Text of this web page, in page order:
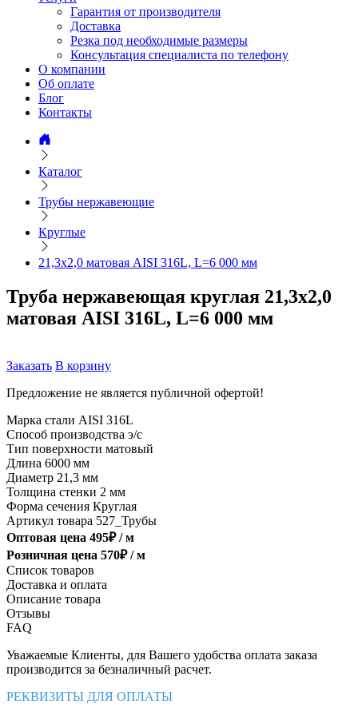
Гарантия от производителя
Доставка
Резка под необходимые размеры
Консультация специалиста по телефону
О компании
Об оплате
Блог
Контакты
Каталог
Трубы нержавеющие
Круглые
21,3х2,0 матовая AISI 316L, L=6 000 мм
Труба нержавеющая круглая 21,3х2,0
матовая AISI 316L, L=6 000 мм
Заказать В корзину
Предложение не является публичной офертой!
Марка стали AISI 316L
Способ производства э/с
Тип поверхности матовый
Длина 6000 мм
Диаметр 21,3 мм
Толщина стенки 2 мм
Форма сечения Круглая
Артикул товара 527_Трубы
Оптовая цена 495₽ /м
Розничная цена 570₽ /м
Список товаров
Доставка и оплата
Описание товара
Отзывы
FAQ
Уважаемые Клиенты, для Вашего удобства оплата заказа
производится за безналичный расчет.
РЕКВИЗИТЫ ДЛЯ ОПЛАТЫ